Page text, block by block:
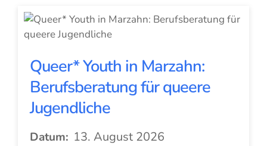
Queer* Youth in Marzahn:
Berufsberatung für queere
Jugendliche
Datum: 13. August 2026